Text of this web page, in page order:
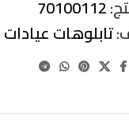
70100112
تابلوهات